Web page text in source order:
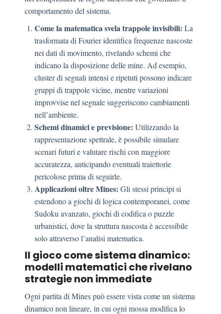
comportamento del sistema.
Come la matematica svela trappole invisibili: La
trasformata di Fourier identifica frequenze nascoste
nei dati di movimento, rivelando schemi che
indicano la disposizione delle mine. Ad esempio,
cluster di segnali intensi e ripetuti possono indicare
gruppi di trappole vicine, mentre variazioni
improvvise nel segnale suggeriscono cambiamenti
nell’ambiente.
Schemi dinamici e previsione: Utilizzando la
rappresentazione spettrale, è possibile simulare
scenari futuri e valutare rischi con maggiore
accuratezza, anticipando eventuali traiettorie
pericolose prima di seguirle.
Applicazioni oltre Mines: Gli stessi principi si
estendono a giochi di logica contemporanei, come
Sudoku avanzato, giochi di codifica o puzzle
urbanistici, dove la struttura nascosta è accessibile
solo attraverso l’analisi matematica.
Il gioco come sistema dinamico:
modelli matematici che rivelano
strategie non immediate
Ogni partita di Mines può essere vista come un sistema
dinamico non lineare, in cui ogni mossa modifica lo